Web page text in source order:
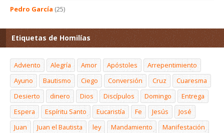
Pedro García (25)
Etiquetas de Homilías
Adviento Alegría Amor Apóstoles
Arrepentimiento
Ayuno
Bautismo Ciego Conversión Cruz
Cuaresma
Desierto
dinero Dios Discípulos Domingo
Entrega
Espera
Espíritu Santo Eucaristía Fe Jesús
José
Juan
Juan el Bautista ley Mandamiento
Manifestación